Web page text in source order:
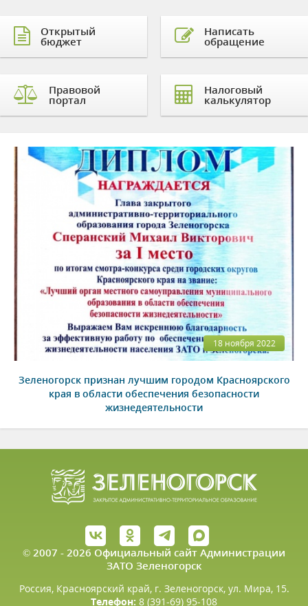
Открытый
бюджет
Правовой
портал
Написать
обращение
Налоговый
калькулятор
18 ноября 2022
Зеленогорск признан лучшим городом Красноярского
края в области обеспечения безопасности
жизнедеятельности
© 2007 - 2026 Официальный сайт Администрации
ЗАТО Зеленогорск
Россия, Красноярский край, г. Зеленогорск, ул. Мира, 15.
Телефон: 8 (391-69) 95-108